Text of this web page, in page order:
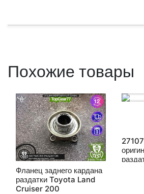
Похожие товары
Фланец заднего кардана
раздатки Toyota Land
Cruiser 200